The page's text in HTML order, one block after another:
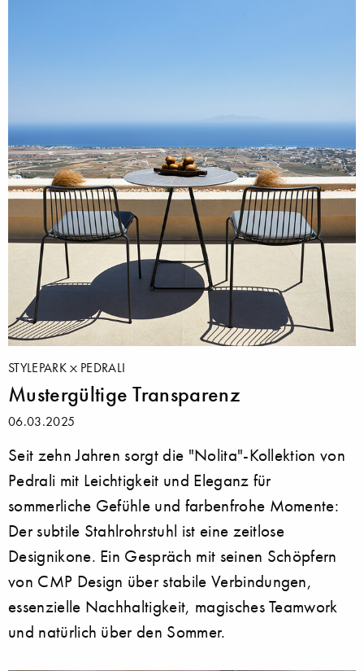
STYLEPARK PEDRALI
Mustergültige Transparenz
06.03.2025
Seit zehn Jahren sorgt die "Nolita"-Kollektion von
Pedrali mit Leichtigkeit und Eleganz für
sommerliche Gefühle und farbenfrohe Momente:
Der subtile Stahlrohrstuhl ist eine zeitlose
Designikone. Ein Gespräch mit seinen Schöpfern
von CMP Design über stabile Verbindungen,
essenzielle Nachhaltigkeit, magisches Teamwork
und natürlich über den Sommer.